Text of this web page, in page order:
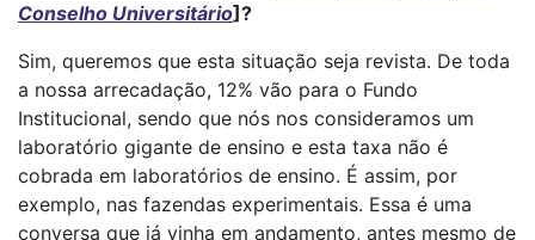
Conselho Universitário]?
Sim, queremos que esta situação seja revista. De toda
a nossa arrecadação, 12% vão para o Fundo
Institucional, sendo que nós nos consideramos um
laboratório gigante de ensino e esta taxa não é
cobrada em laboratórios de ensino. É assim, por
exemplo, nas fazendas experimentais. Essa é uma
conversa que já vinha em andamento, antes mesmo de